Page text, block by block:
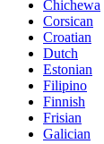
Chichewa
Corsican
Croatian
Dutch
Estonian
Filipino
Finnish
Frisian
Galician